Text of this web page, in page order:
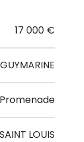
17 000 €
GUYMARINE
LOUIS